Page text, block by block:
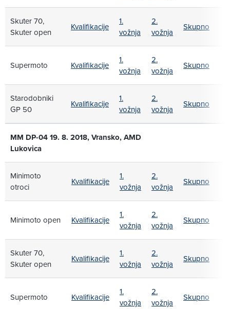
Skuter 70,
Skuter open
Kvalifikacije
1.
vožnja
2.
vožnja
Skupno
Supermoto Kvalifikacije
1.
vožnja
2.
vožnja
Skupno
Starodobniki
GP 50
Kvalifikacije
1.
vožnja
2.
vožnja
Skupno
MM DP-04 19. 8. 2018, Vransko, AMD
Lukovica
Minimoto
otroci
Kvalifikacije
1.
vožnja
2.
vožnja
Skupno
Minimoto open Kvalifikacije
1.
vožnja
2.
vožnja
Skupno
Skuter 70,
Skuter open
Kvalifikacije
1.
vožnja
2.
vožnja
Skupno
Supermoto Kvalifikacije
1.
vožnja
2.
vožnja
Skupno